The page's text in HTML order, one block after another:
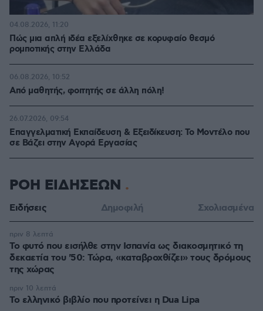
Πώς μια απλή ιδέα εξελίχθηκε σε κορυφαίο θεσμό
ρομποτικής στην Ελλάδα
04.08.2026, 11:20
Από μαθητής, φοιτητής σε άλλη πόλη!
06.08.2026, 10:52
Επαγγελματική Εκπαίδευση & Εξειδίκευση: Το Mοντέλο που
σε Bάζει στην Aγορά Eργασίας
26.07.2026, 09:54
ΡΟΗ ΕΙΔΗΣΕΩΝ
Ειδήσεις Δημοφιλή Σχολιασμένα
Το φυτό που εισήλθε στην Ισπανία ως διακοσμητικό τη
δεκαετία του '50: Τώρα, «καταβροχθίζει» τους δρόμους
της χώρας
πριν 8 λεπτά
Το ελληνικό βιβλίο που προτείνει η Dua Lipa
πριν 10 λεπτά